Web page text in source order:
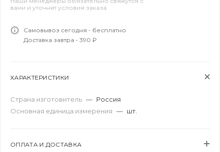
вами и уточнят условия заказа
Самовывоз сегодня - бесплатно
Доставка завтра - 390 ₽
ХАРАКТЕРИСТИКИ
Страна изготовитель — Россия
Основная единица измерения — шт.
ОПЛАТА И ДОСТАВКА